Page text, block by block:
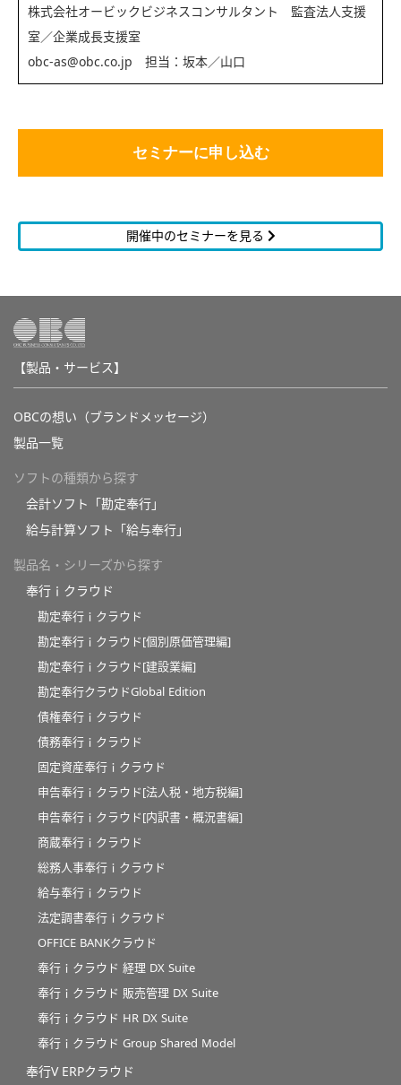
株式会社オービックビジネスコンサルタント 監査法人支援
室／企業成長支援室
obc-as@obc.co.jp 担当：坂本／山口
セミナーに申し込む
開催中のセミナーを見る
【製品・サービス】
OBCの想い（ブランドメッセージ）
製品一覧
ソフトの種類から探す
会計ソフト「勘定奉行」
給与計算ソフト「給与奉行」
製品名・シリーズから探す
奉行ｉクラウド
勘定奉行ｉクラウド
勘定奉行ｉクラウド[個別原価管理編]
勘定奉行ｉクラウド[建設業編]
勘定奉行クラウドGlobal Edition
債権奉行ｉクラウド
債務奉行ｉクラウド
固定資産奉行ｉクラウド
申告奉行ｉクラウド[法人税・地方税編]
申告奉行ｉクラウド[内訳書・概況書編]
商蔵奉行ｉクラウド
総務人事奉行ｉクラウド
給与奉行ｉクラウド
法定調書奉行ｉクラウド
OFFICE BANKクラウド
奉行ｉクラウド 経理 DX Suite
奉行ｉクラウド 販売管理 DX Suite
奉行ｉクラウド HR DX Suite
奉行ｉクラウド Group Shared Model
奉行V ERPクラウド